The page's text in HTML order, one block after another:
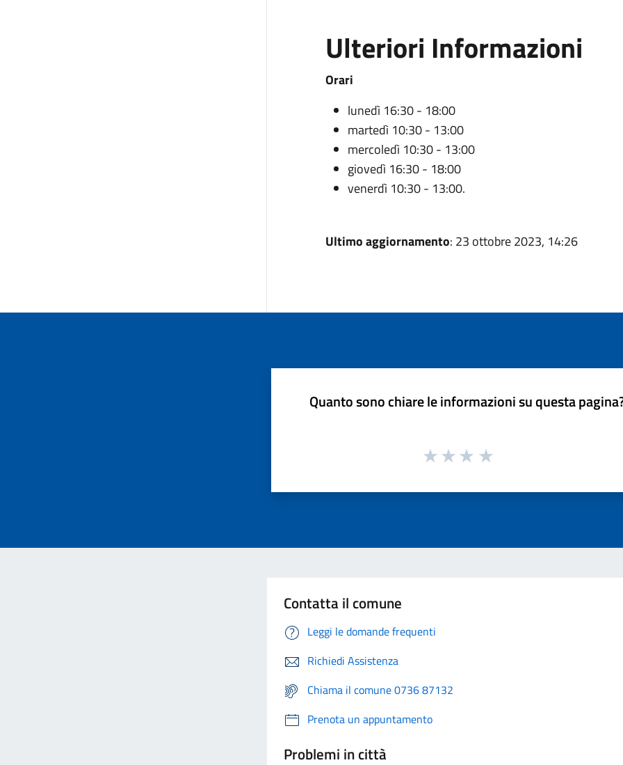
Ulteriori Informazioni
Orari
lunedì 16:30 - 18:00
martedì 10:30 - 13:00
mercoledì 10:30 - 13:00
giovedì 16:30 - 18:00
venerdì 10:30 - 13:00.
Ultimo aggiornamento: 23 ottobre 2023, 14:26
Quanto sono chiare le informazioni su questa
Contatta il comune
Leggi le domande frequenti
Richiedi Assistenza
Chiama il comune 0736 87132
Prenota un appuntamento
Problemi in città